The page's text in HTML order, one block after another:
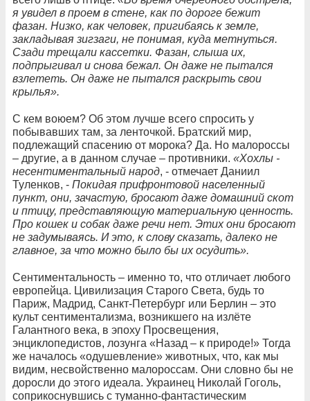
я увидел в проем в стене, как по дороге бежит
фазан. Низко, как человек, пригибаясь к земле,
закладывая зигзаги, не понимая, куда метнуться.
Сзади трещали кассетки. Фазан, слыша их,
подпрыгивал и снова бежал. Он даже не пытался
взлететь. Он даже не пытался раскрыть свои
крылья».
С кем воюем? Об этом лучше всего спросить у
побывавших там, за ленточкой. Братский мир,
подлежащий спасению от морока? Да. Но малороссы
– другие, а в данном случае – противники. «Хохлы -
несентиментальный народ, - отмечает Даниил
Туленков, - Покидая прифронтовой населенный
пункт, они, зачастую, бросают даже домашний скот
и птицу, представляющую материальную ценность.
Про кошек и собак даже речи нет. Этих они бросают
не задумываясь. И это, к слову сказать, далеко не
главное, за что можно было бы их осудить».
Сентиментальность – именно то, что отличает любого
европейца. Цивилизация Старого Света, будь то
Париж, Мадрид, Санкт-Петербург или Берлин – это
культ сентиментализма, возникшего на излёте
Галантного века, в эпоху Просвещения,
энциклопедистов, лозунга «Назад – к природе!» Тогда
же началось «одушевление» животных, что, как мы
видим, несвойственно малороссам. Они словно бы не
доросли до этого идеала. Украинец Николай Гоголь,
соприкоснувшись с туманно-фантастическим